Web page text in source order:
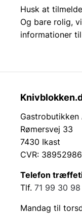
Husk at
Og bare rolig,
informationer
Gastrobutikken
Rømersvej 33
7430 Ikast
CVR: 38952986
Telefon
Tlf. 71 99 30 98
Mandag til